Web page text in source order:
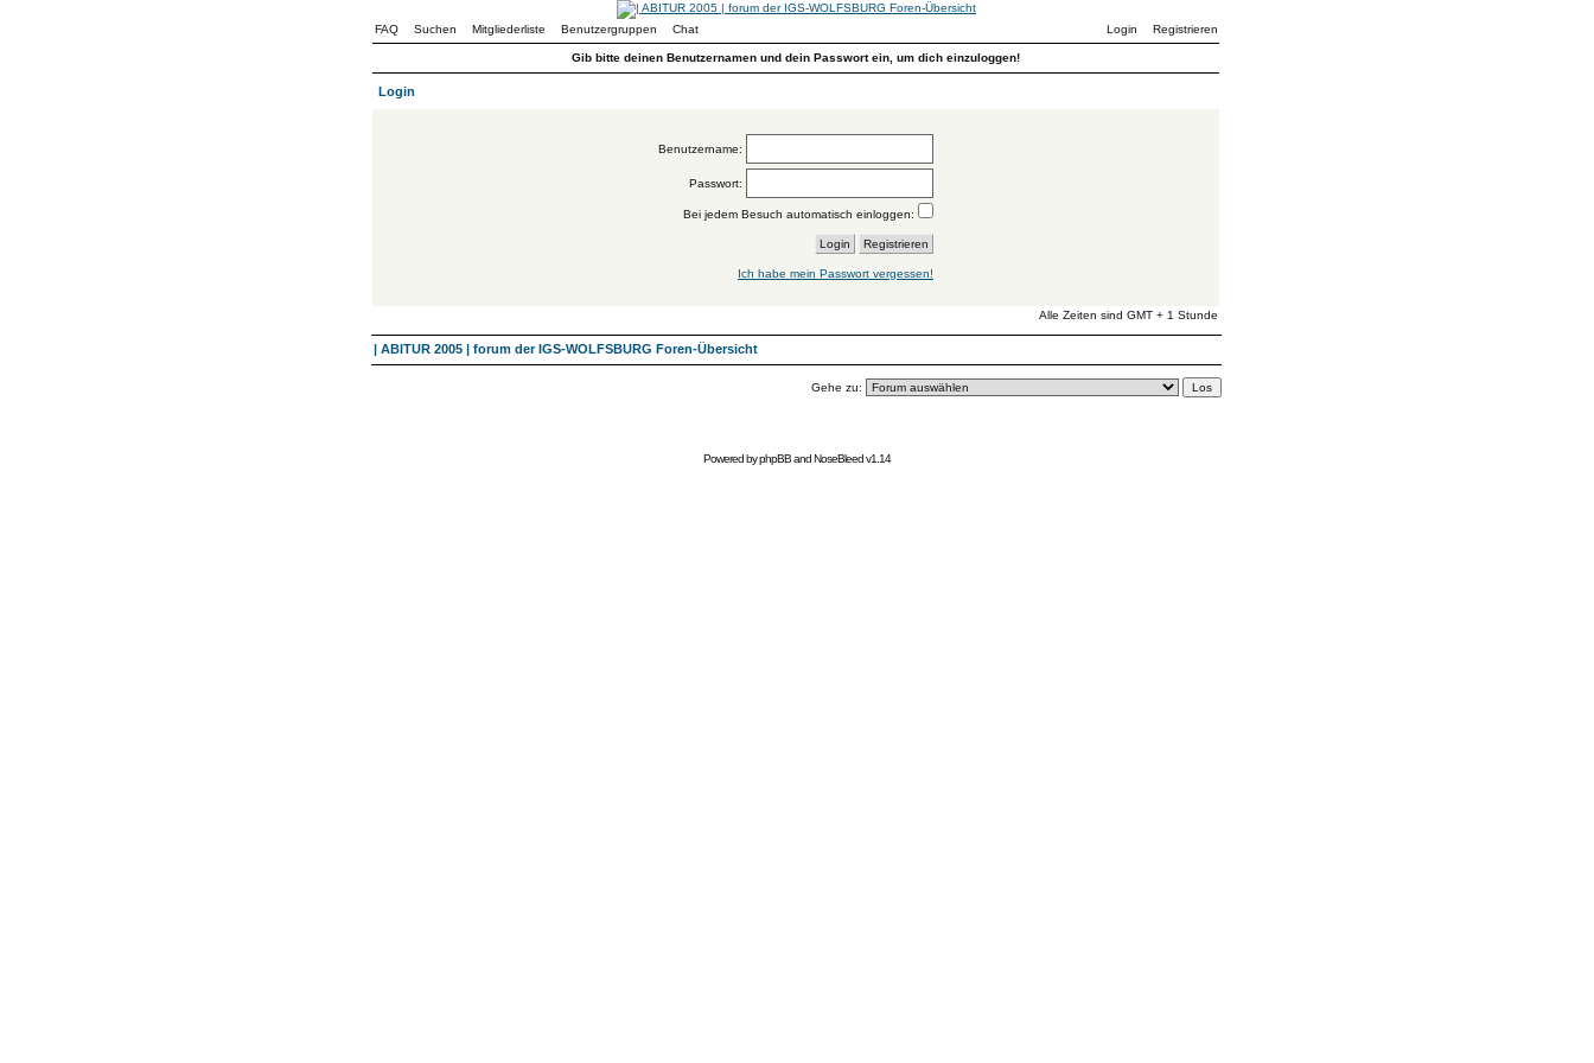
FAQ Suchen Mitgliederliste Benutzergruppen Chat Login Registrieren
Gib bitte deinen Benutzernamen und dein Passwort ein, um dich einzuloggen!
Login
Benutzername:
Passwort:
Bei jedem Besuch automatisch einloggen:
Ich habe mein Passwort vergessen!
Alle Zeiten sind GMT + 1 Stunde
| ABITUR 2005 | forum der IGS-WOLFSBURG Foren-Übersicht
Gehe zu:
Powered byphpBBandNoseBleedv1.14